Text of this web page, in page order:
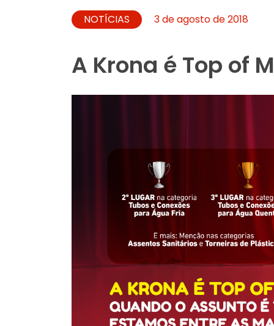
NOTÍCIAS 3 de agosto de 2018
A Krona é Top of